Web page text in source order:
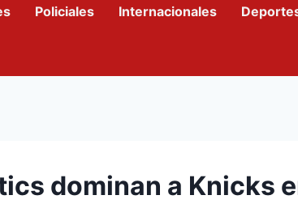
Policiales Internacionales
dominan a Knicks